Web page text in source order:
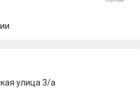
улица 3/а